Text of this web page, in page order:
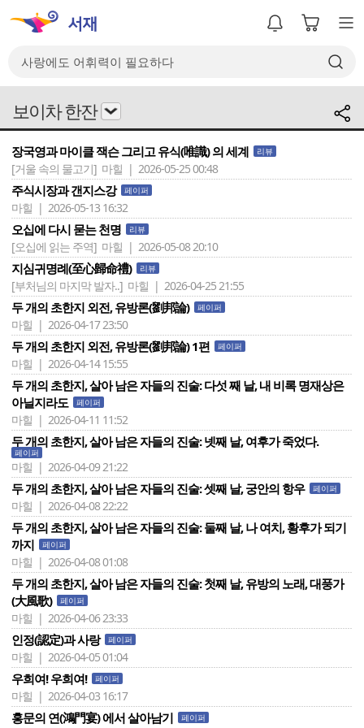
보이차 한잔
장국영과 마이클 잭슨 그리고 유식(唯識) 의 세계 리뷰
[거울 속의 물고기] 마힐 | 2026-05-25 00:48
주식시장과 갠지스강 페이퍼
마힐 | 2026-05-13 16:32
오십에 다시 묻는 천명 리뷰
[오십에 읽는 주역] 마힐 | 2026-05-08 20:10
지심귀명례(至心歸命禮) 리뷰
[부처님의 마지막 발자..] 마힐 | 2026-04-25 21:55
두 개의 초한지 외전, 유방론(劉邦論) 페이퍼
마힐 | 2026-04-17 23:50
두 개의 초한지 외전, 유방론(劉邦論) 1편 페이퍼
마힐 | 2026-04-14 15:55
두 개의 초한지, 살아 남은 자들의 진술: 다섯 째 날, 내 비록 명재상은
아닐지라도
페이퍼
마힐 | 2026-04-11 11:52
두 개의 초한지, 살아 남은 자들의 진술: 넷째 날, 여후가 죽었다.
페이퍼
마힐 | 2026-04-09 21:22
두 개의 초한지, 살아 남은 자들의 진술: 셋째 날, 궁안의 항우 페이퍼
마힐 | 2026-04-08 22:22
두 개의 초한지, 살아 남은 자들의 진술: 둘째 날, 나 여치, 황후가 되기
까지
페이퍼
마힐 | 2026-04-08 01:08
두 개의 초한지, 살아 남은 자들의 진술: 첫째 날, 유방의 노래, 대풍가
(大風歌)
페이퍼
마힐 | 2026-04-06 23:33
인정(認定)과 사랑 페이퍼
마힐 | 2026-04-05 01:04
우희여! 우희여! 페이퍼
마힐 | 2026-04-03 16:17
홍문의 연(鴻門宴) 에서 살아남기 페이퍼